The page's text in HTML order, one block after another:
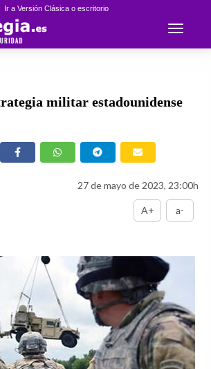
Ir a Versión Clásica o escritorio
Toggle
militar estadounidense
27 de mayo de 2023, 23:00h
A+ a-